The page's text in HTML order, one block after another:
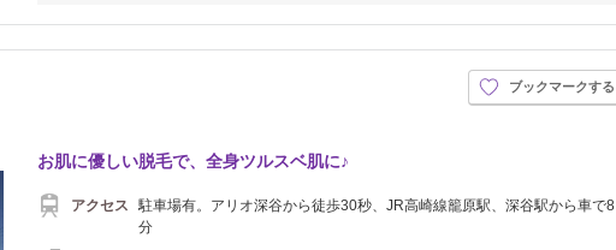
ブックマークする
お肌に優しい脱毛で、全身ツルスベ肌に♪
アクセス
駐車場有。アリオ深谷から徒歩30秒、JR高崎線籠原駅、深谷駅から車で8
分